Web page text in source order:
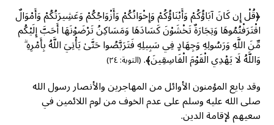
﴿قُلْ إِن كَانَ آبَاؤُكُمْ وَأَبْنَاؤُكُمْ وَإِخْوَانُكُمْ وَأَزْوَاجُكُمْ وَعَشِيرَتُكُمْ وَأَمْوَالٌ
اقْتَرَفْتُمُوهَا وَتِجَارَةٌ تَخْشَوْنَ كَسَادَهَا وَمَسَاكِنُ تَرْضَوْنَهَا أَحَبَّ إِلَيْكُم
مِّنَ اللَّهِ وَرَسُولِهِ وَجِهَادٍ فِي سَبِيلِهِ فَتَرَبَّصُوا حَتَّىٰ يَأْتِيَ اللَّهُ بِأَمْرِهِ ۗ
وَاللَّهُ لَا يَهْدِي الْقَوْمَ الْفَاسِقِينَ﴾.(التوبة: ٢٤)
وقد بايع المؤمنون الأوائل من المهاجرين والأنصار رسول الله
صلى الله عليه وسلم على عدم الخوف من لوم اللائمين في
سعيهم لإقامة الدين.